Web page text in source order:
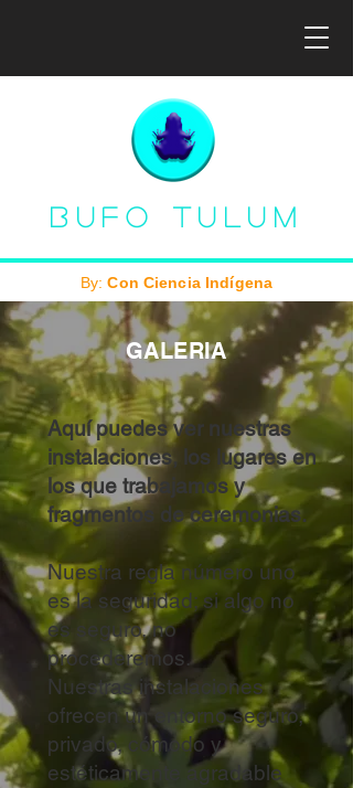
Bufo Tulum
By:Con Ciencia Indígena
GALERIA
Aquí puedes ver nuestras
instalaciones, los lugares en
los que trabajamos y
fragmentos de ceremonias.
Nuestra regla número uno
es la seguridad; si algo no
es seguro, no
procederemos.
Nuestras instalaciones
ofrecen un entorno seguro,
privado, cómodo y
estéticamente agradable